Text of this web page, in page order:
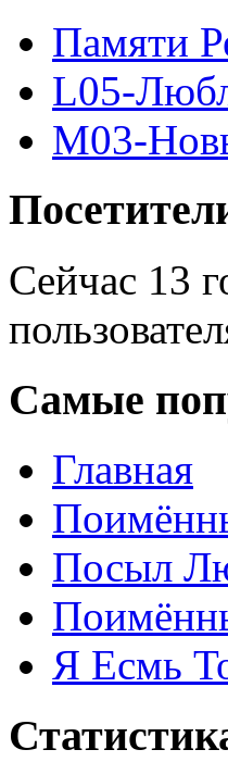
Памяти
L05-
M03-
Сейчас 13
Самые
Главная
Посыл
Я Есмь